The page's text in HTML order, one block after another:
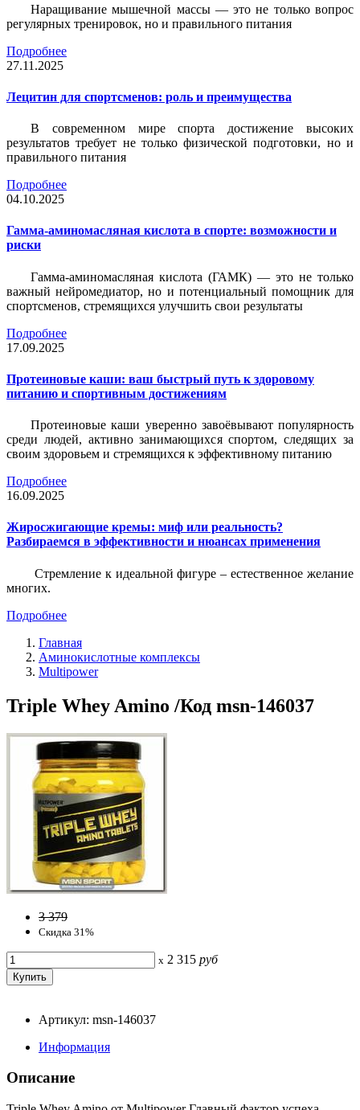
Наращивание мышечной массы — это не только вопрос
регулярных тренировок, но и правильного питания
Подробнее
27.11.2025
Лецитин для спортсменов: роль и преимущества
В современном мире спорта достижение высоких
результатов требует не только физической подготовки, но и
правильного питания
Подробнее
04.10.2025
Гамма-аминомасляная кислота в спорте: возможности и
риски
Гамма-аминомасляная кислота (ГАМК) — это не только
важный нейромедиатор, но и потенциальный помощник для
спортсменов, стремящихся улучшить свои результаты
Подробнее
17.09.2025
Протеиновые каши: ваш быстрый путь к здоровому
питанию и спортивным достижениям
Протеиновые каши уверенно завоёвывают популярность
среди людей, активно занимающихся спортом, следящих за
своим здоровьем и стремящихся к эффективному питанию
Подробнее
16.09.2025
Жиросжигающие кремы: миф или реальность?
Разбираемся в эффективности и нюансах применения
Стремление к идеальной фигуре – естественное желание
многих.
Подробнее
Главная
Аминокислотные комплексы
Multipower
Triple Whey Amino /Код msn-146037
3 379
Скидка 31%
x 2 315 руб
Артикул: msn-146037
Информация
Описание